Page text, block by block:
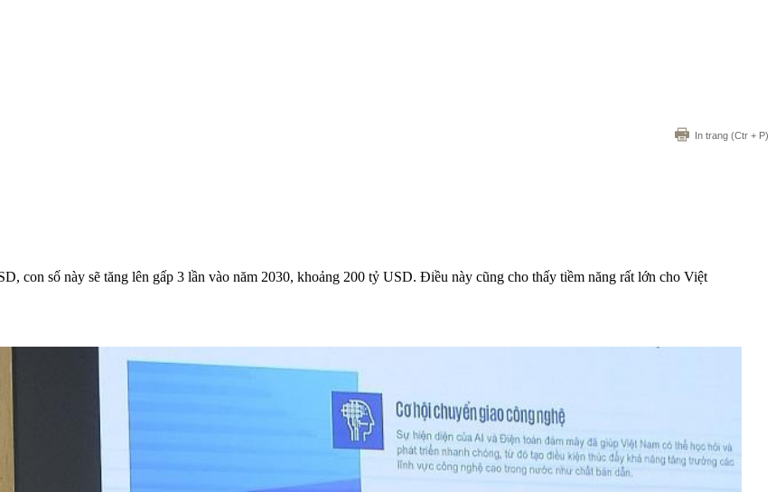
In trang (Ctr + P)
con số này sẽ tăng lên gấp 3 lần vào năm 2030, khoảng 200 tỷ USD. Điều này cũng cho thấy tiềm năng rất lớn cho Việt